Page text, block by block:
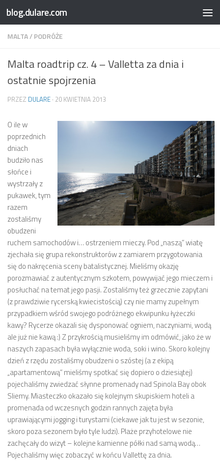
Przejdź do treści
blog.dulare.com
MALTA/PODRÓŻE
Malta roadtrip cz. 4 – Valletta za dnia i
ostatnie spojrzenia
PRZEZ DULARE · 20 KWIETNIA 2013
O ile w
poprzednich
dniach
budziło nas
słońce i
wystrzały z
pukawek, tym
razem
zostaliśmy
obudzeni
ruchem samochodów i… ostrzeniem mieczy. Pod „naszą” wiatę
zjechała się grupa rekonstruktorów z zamiarem przygotowania
się do nakręcenia sceny batalistycznej. Mieliśmy okazję
porozmawiać z autentycznym szkotem, powywijać jego mieczem i
posłuchać na temat jego pasji. Zostaliśmy też grzecznie zapytani
(z prawdziwie rycerską kwiecistością) czy nie mamy zupełnym
przypadkiem wśród swojego podróżnego ekwipunku łyżeczki
kawy? Rycerze okazali się dysponować ogniem, naczyniami, wodą
ale już nie kawą :) Z przykrością musieliśmy im odmówić, jako że w
naszych zapasach była wyłącznie woda, soki i wino. Skoro kolejny
dzień z rzędu zostaliśmy obudzeni o szóstej (a z ekipą
„apartamentową” mieliśmy spotkać się dopiero o dziesiątej)
pojechaliśmy zwiedzać słynne promenady nad Spinola Bay obok
Sliemy. Miasteczko okazało się kolejnym skupiskiem hoteli a
promenada od wczesnych godzin rannych zajęta była
uprawiającymi jogging i turystami (ciekawe jak tu jest w sezonie,
skoro poza sezonem było tyle ludzi). Plaże przyhotelowe nie
zachęcały do wizyt – kolejne kamienne półki nad samą wodą…
Pojechaliśmy więc zobaczyć w końcu Vallettę za dnia.